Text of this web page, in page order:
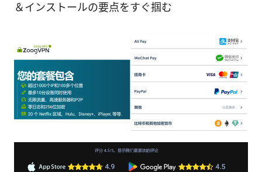
＆インストールの要点をすぐ掴む